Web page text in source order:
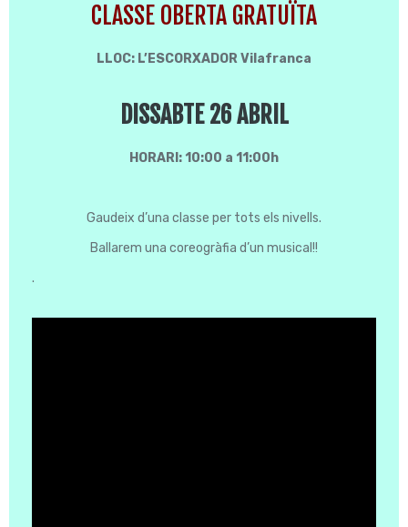
CLASSE OBERTA GRATUÏTA
LLOC: L’ESCORXADOR Vilafranca
DISSABTE 26 ABRIL
HORARI: 10:00 a 11:00h
Gaudeix d’una classe per tots els nivells.
Ballarem una coreogràfia d’un musical!!
.